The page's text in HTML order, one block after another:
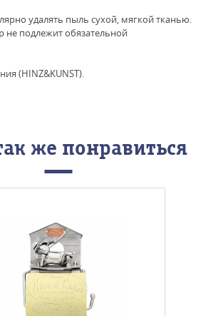
удалять пыль сухой, мягкой тканью.
не подлежит обязательной
(HINZ&KUNST).
же понравиться